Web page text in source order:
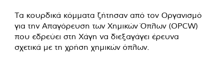
Τα κουρδικά κόμματα ζήτησαν από τον Οργανισμό
για την Απαγόρευση των Χημικών Όπλων (OPCW)
που εδρεύει στη Χάγη να διεξαγάγει έρευνα
σχετικά με τη χρήση χημικών όπλων.